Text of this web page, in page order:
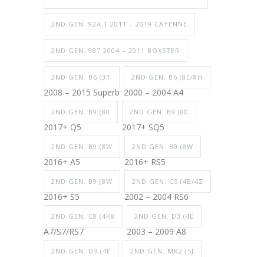
2ND GEN. 92A.1 2011 – 2019 CAYENNE
2ND GEN. 987 2004 – 2011 BOXSTER
2ND GEN. B6 (3T
2008 – 2015 Superb
2ND GEN. B6 (8E/8H
2000 – 2004 A4
2ND GEN. B9 (80
2017+ Q5
2ND GEN. B9 (80
2017+ SQ5
2ND GEN. B9 (8W
2016+ A5
2ND GEN. B9 (8W
2016+ RS5
2ND GEN. B9 (8W
2016+ S5
2ND GEN. C5 (4B/4Z
2002 – 2004 RS6
2ND GEN. C8 (4K8
A7/S7/RS7
2ND GEN. D3 (4E
2003 – 2009 A8
2ND GEN. D3 (4E 2ND GEN. MK2 (5J